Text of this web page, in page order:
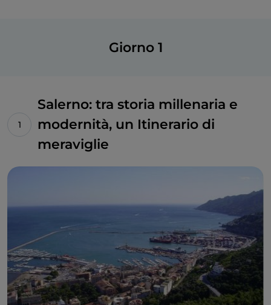
Giorno 1
Salerno: tra storia millenaria e
modernità, un Itinerario di
meraviglie